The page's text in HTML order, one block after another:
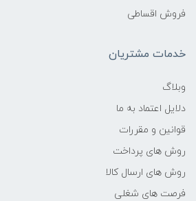
فروش اقساطی
خدمات مشتریان
وبلاگ
دلایل اعتماد به ما
قوانین و مقررات
روش های پرداخت
روش های ارسال کالا
فرصت های شغلی